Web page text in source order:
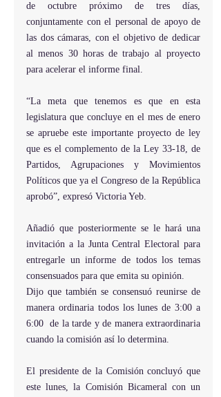
de octubre próximo de tres días,
conjuntamente con el personal de apoyo de
las dos cámaras, con el objetivo de dedicar
al menos 30 horas de trabajo al proyecto
para acelerar el informe final.
“La meta que tenemos es que en esta
legislatura que concluye en el mes de enero
se apruebe este importante proyecto de ley
que es el complemento de la Ley 33-18, de
Partidos, Agrupaciones y Movimientos
Políticos que ya el Congreso de la República
aprobó”, expresó Victoria Yeb.
Añadió que posteriormente se le hará una
invitación a la Junta Central Electoral para
entregarle un informe de todos los temas
consensuados para que emita su opinión.
Dijo que también se consensuó reunirse de
manera ordinaria todos los lunes de 3:00 a
6:00  de la tarde y de manera extraordinaria
cuando la comisión así lo determina.
El presidente de la Comisión concluyó que
este lunes, la Comisión Bicameral con un